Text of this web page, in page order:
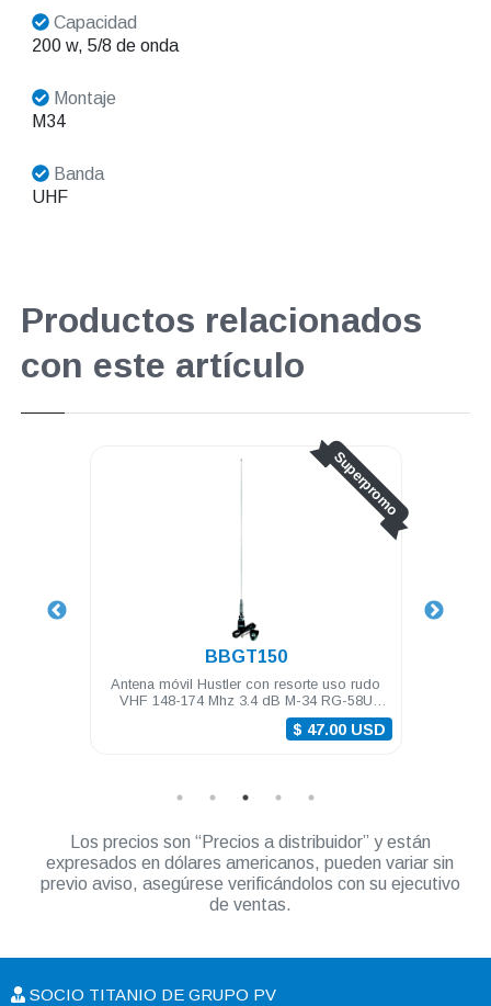
Capacidad
200 w, 5/8 de onda
Montaje
M34
Banda
UHF
Productos relacionados
con este artículo
Superpromo
BBGT150
Antena móvil Hustler con resorte uso rudo
VHF 148-174 Mhz 3.4 dB M-34 RG-58U
$ 47.00 USD
Los precios son “Precios a distribuidor” y están
expresados en dólares americanos, pueden variar sin
previo aviso, asegúrese verificándolos con su ejecutivo
de ventas.
SOCIO TITANIO DE GRUPO PV